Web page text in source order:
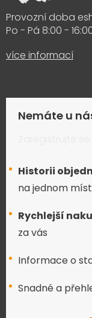
Provozní doba
Po - Pá 8:00 -
více informací
Nemáte u
Historii
na jednom
Rychlejší
za vás
Informace o
Snadné a